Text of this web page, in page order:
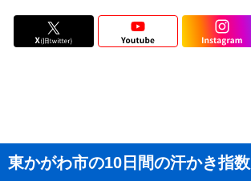
東かがわ市の10日間の汗かき指数